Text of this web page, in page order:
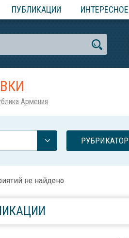
ПУБЛИКАЦИИ ИНТЕРЕСНОЕ
Армения
РУБРИКАТОР
не найдено